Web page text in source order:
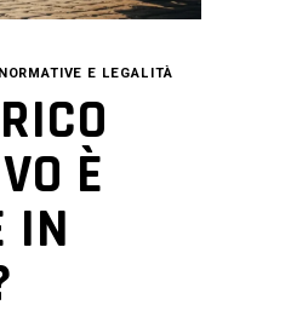
NORMATIVE E LEGALITÀ
È
IN